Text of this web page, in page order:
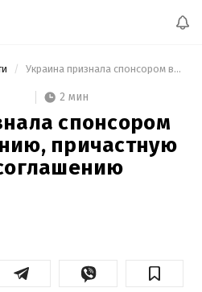
Украина признала спонсором войны компанию, причастную к зерновому соглашению
2 мин
спонсором
причастную